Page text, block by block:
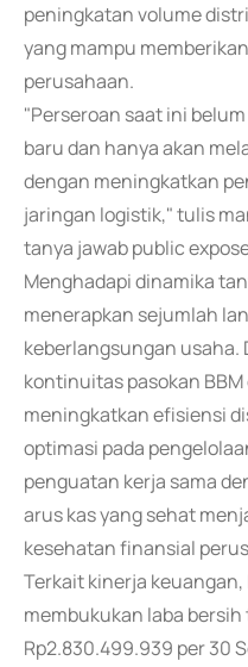
peningkatan volume
yang mampu
perusahaan.
"Perseroan saat ini
baru dan hanya akan
dengan meningkatkan
jaringan logistik," tulis
tanya jawab public
Menghadapi dinamika
menerapkan sejumlah
keberlangsungan usaha.
kontinuitas pasokan
meningkatkan efisiensi
optimasi pada
penguatan kerja sama
arus kas yang sehat
kesehatan finansial
Terkait kinerja
membukukan laba
Rp2.830.499.939 per 30